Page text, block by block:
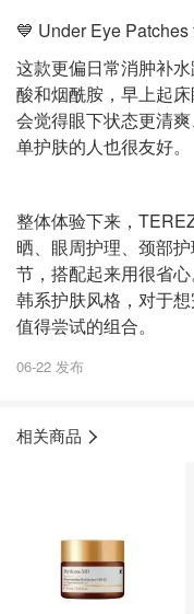
💙 Under Eye
这款更偏日常消肿补
酸和烟酰胺，早上起
会觉得眼下状态更清
单护肤的人也很友好。
整体体验下来，
晒、眼周护理、颈部
节，搭配起来用很省
韩系护肤风格，对于
值得尝试的组合。
06-22 发布
相关商品